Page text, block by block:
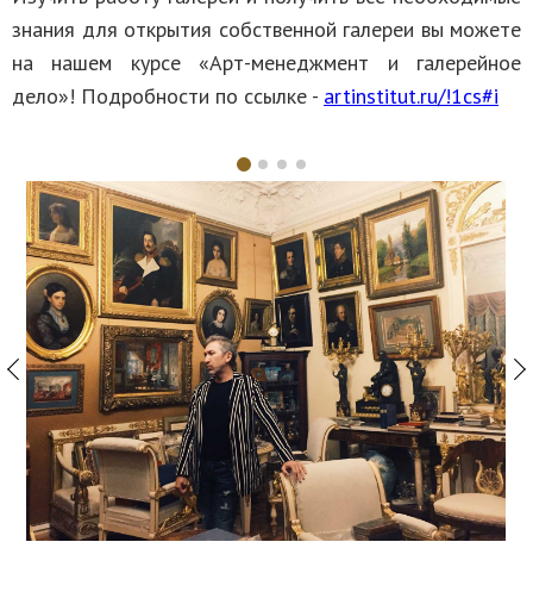
знания для открытия собственной галереи вы можете
на нашем курсе «Арт-менеджмент и галерейное
дело»! Подробности по ссылке - artinstitut.ru/!1cs#i